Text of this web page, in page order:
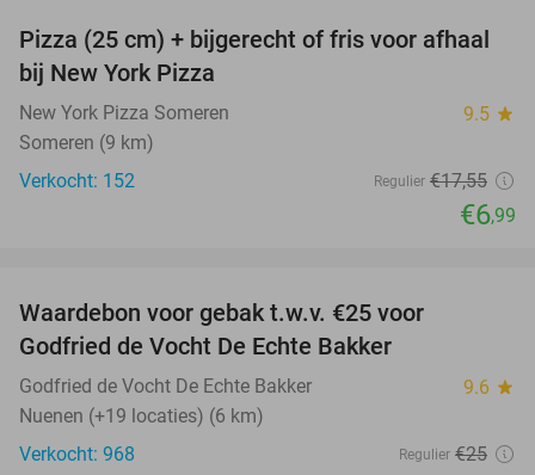
60%
Pizza (25 cm) + bijgerecht of fris voor afhaal
bij New York Pizza
New York Pizza Someren 9.5 star
Someren (9 km)
Verkocht: 152
Regulier €17,55
€6,99
Waardebon voor gebak t.w.v. €25 voor
Godfried de Vocht De Echte Bakker
Godfried de Vocht De Echte Bakker 9.6 star
Nuenen (+19 locaties) (6 km)
Verkocht: 968
Regulier €25